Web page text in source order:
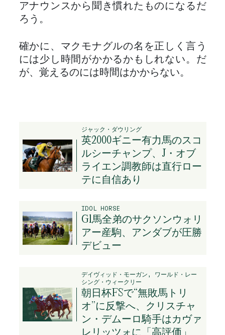
アナウンスから聞き慣れたものになるだ
ろう。
確かに、マクモナグルの名を正しく言う
には少し時間がかかるかもしれない。だ
が、覚えるのには時間はかからない。
ジャック・ダウリング
英2000ギニー有力馬のスコ
ルシーチャンプ、J・オブ
ライエン調教師は直行ロー
テに自信あり
IDOL HORSE
G1馬全弟のサクソンウォリ
アー産駒、アンダブが圧勝
デビュー
デイヴィッド・モーガン, ワールド・レー
シング・ウィークリー
朝日杯FSで“無敗馬トリ
オ”に反撃へ、クリスチャ
ン・デムーロ騎手はカヴァ
レリッツォに「高評価」